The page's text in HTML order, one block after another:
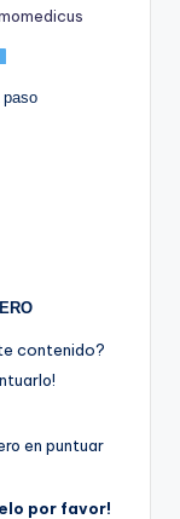
contenido?
en puntuar
por favor!